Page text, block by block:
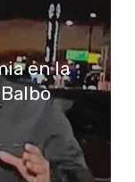
en la